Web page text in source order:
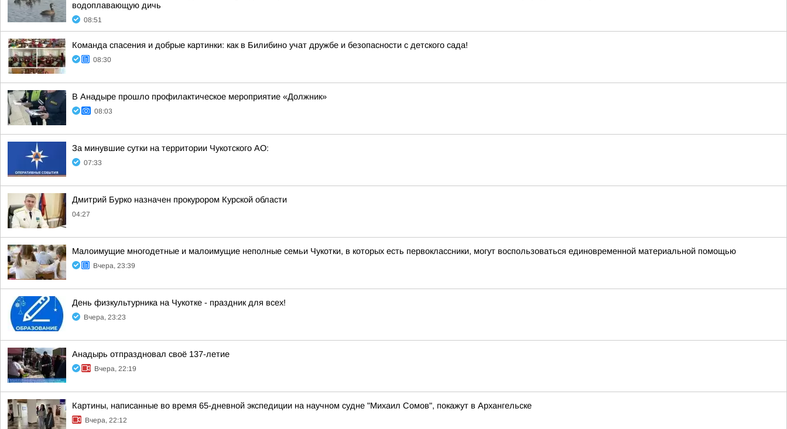
водоплавающую дичь
08:51
Команда спасения и добрые картинки: как в Билибино учат дружбе и безопасности с детского сада!
08:30
В Анадыре прошло профилактическое мероприятие «Должник»
08:03
За минувшие сутки на территории Чукотского АО:
07:33
Дмитрий Бурко назначен прокурором Курской области
04:27
Малоимущие многодетные и малоимущие неполные семьи Чукотки, в которых есть первоклассники, могут воспользоваться единовременной материальной помощью
Вчера, 23:39
День физкультурника на Чукотке - праздник для всех!
Вчера, 23:23
Анадырь отпраздновал своё 137-летие
Вчера, 22:19
Картины, написанные во время 65-дневной экспедиции на научном судне "Михаил Сомов", покажут в Архангельске
Вчера, 22:12